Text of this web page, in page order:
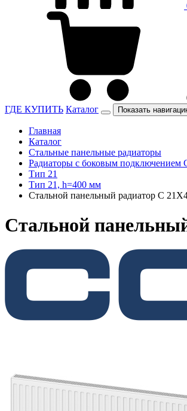
ГДЕ КУПИТЬ Каталог Показать
Главная
Каталог
Стальные панельные радиаторы
Радиаторы c боковым подключением
Тип 21
Тип 21, h=400 мм
Стальной панельный радиатор C
Стальной